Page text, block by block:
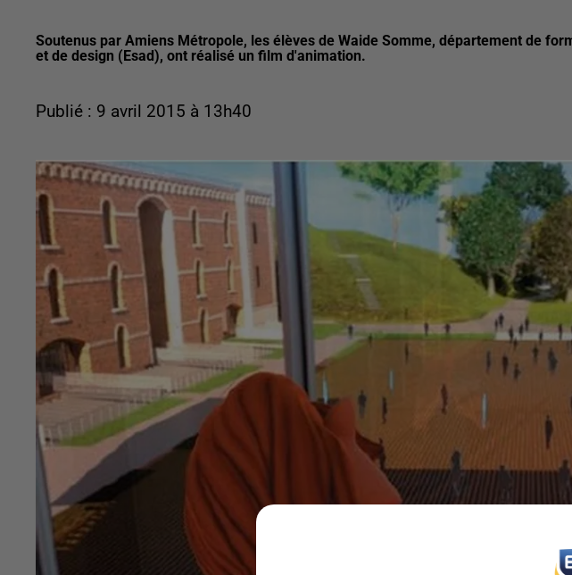
Soutenus par Amiens Métropole, les élèves de Waide Somme, département de
et de design (Esad), ont réalisé un film d'animation.
Publié : 9 avril 2015 à 13h40